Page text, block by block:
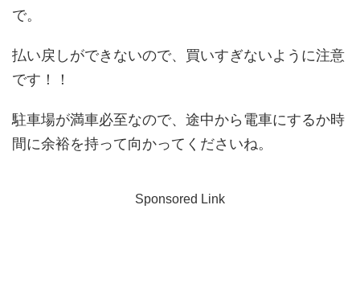
で。
払い戻しができないので、買いすぎないように注意
です！！
駐車場が満車必至なので、途中から電車にするか時
間に余裕を持って向かってくださいね。
Sponsored Link